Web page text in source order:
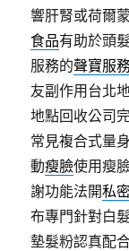
響肝腎或荷爾
食品有助於頭
服務的聲寶服
友副作用台北
地點回收公司
常見複合式量
動瘦臉使用瘦
謝功能法開私
布專門針對白
墊髮粉認真配